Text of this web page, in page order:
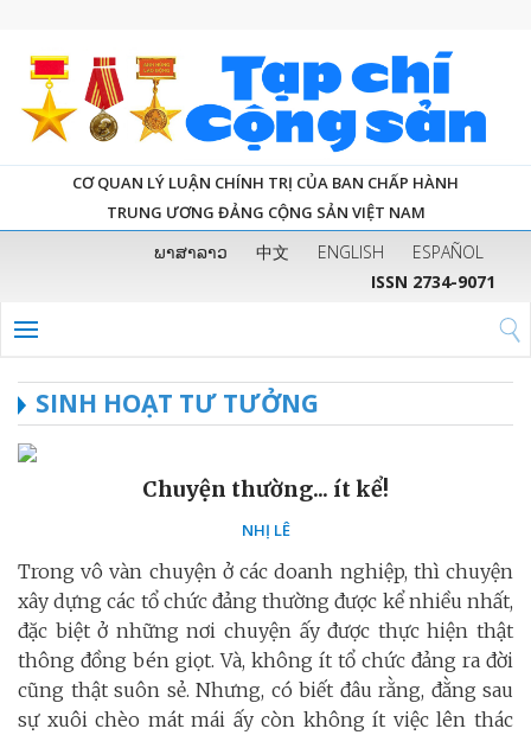
CƠ QUAN LÝ LUẬN CHÍNH TRỊ CỦA BAN CHẤP HÀNH
TRUNG ƯƠNG ĐẢNG CỘNG SẢN VIỆT NAM
ພາສາລາວ 中文 ENGLISH
ESPAÑOL
ISSN 2734-9071
SINH HOẠT TƯ TƯỞNG
Chuyện thường... ít kể!
NHỊ LÊ
Trong vô vàn chuyện ở các doanh nghiệp, thì chuyện
xây dựng các tổ chức đảng thường được kể nhiều nhất,
đặc biệt ở những nơi chuyện ấy được thực hiện thật
thông đồng bén giọt. Và, không ít tổ chức đảng ra đời
cũng thật suôn sẻ. Nhưng, có biết đâu rằng, đằng sau
sự xuôi chèo mát mái ấy còn không ít việc lên thác